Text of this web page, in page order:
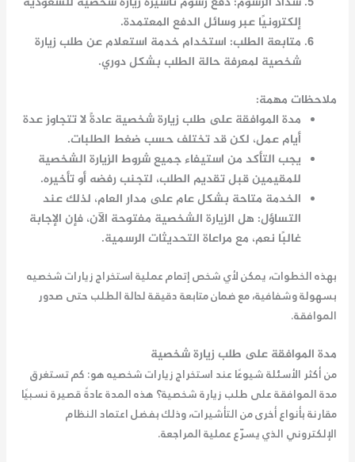
إلكترونيًا عبر وسائل الدفع المعتمدة.
متابعة الطلب: استخدام خدمة استعلام عن طلب زيارة
شخصية لمعرفة حالة الطلب بشكل دوري.
ملاحظات مهمة:
مدة الموافقة على طلب زيارة شخصية عادةً لا تتجاوز عدة
أيام عمل، لكن قد تختلف حسب ضغط الطلبات.
يجب التأكد من استيفاء جميع شروط الزيارة الشخصية
للمقيمين قبل تقديم الطلب، لتجنب رفضه أو تأخيره.
الخدمة متاحة بشكل عام على مدار العام، لذلك عند
التساؤل: هل الزيارة الشخصية مفتوحة الآن، فإن الإجابة
غالبًا نعم، مع مراعاة التحديثات الرسمية.
بهذه الخطوات، يمكن لأي شخص إتمام عملية استخراج زيارات شخصيه
بسهولة وشفافية، مع ضمان متابعة دقيقة لحالة الطلب حتى صدور
الموافقة.
مدة الموافقة على طلب زيارة شخصية
من أكثر الأسئلة شيوعًا عند استخراج زيارات شخصيه هو: كم تستغرق
مدة الموافقة على طلب زيارة شخصية؟ هذه المدة عادةً قصيرة نسبيًا
مقارنة بأنواع أخرى من التأشيرات، وذلك بفضل اعتماد النظام
الإلكتروني الذي يسرّع عملية المراجعة.